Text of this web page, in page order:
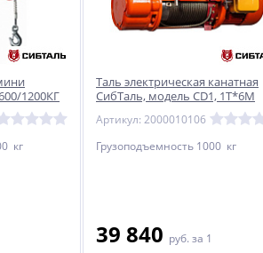
1200КГ
кг
Таль электрическая канатная
СибТаль, модель CD1, 1Т*6М
Артикул: 2000010106
Грузоподъемность 1000 кг
39 840 руб. за 1